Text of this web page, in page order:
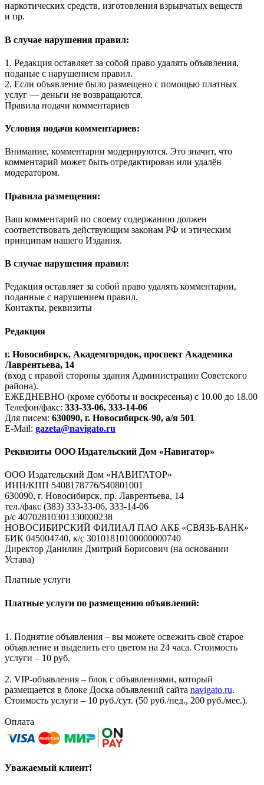
наркотических средств, изготовления взрывчатых веществ
и пр.
В случае нарушения правил:
1. Редакция оставляет за собой право удалять объявления,
поданые с нарушением правил.
2. Если объявление было размещено с помощью платных
услуг — деньги не возвращаются.
Правила подачи комментариев
Условия подачи комментариев:
Внимание, комментарии модерируются. Это значит, что
комментарий может быть отредактирован или удалён
модератором.
Правила размещения:
Ваш комментарий по своему содержанию должен
соответствовать действующим законам РФ и этическим
принципам нашего Издания.
В случае нарушения правил:
Редакция оставляет за собой право удалять комментарии,
поданные с нарушением правил.
Контакты, реквизиты
Редакция
г. Новосибирск, Академгородок, проспект Академика
Лаврентьева, 14
(вход с правой стороны здания Администрации Советского
района).
ЕЖЕДНЕВНО (кроме субботы и воскресенья) с 10.00 до 18.00
Телефон/факс: 333-33-06, 333-14-06
Для писем: 630090, г. Новосибирск-90, а/я 501
E-Mail: gazeta@navigato.ru
Реквизиты ООО Издательский Дом «Навигатор»
ООО Издательский Дом «НАВИГАТОР»
ИНН/КПП 5408178776/540801001
630090, г. Новосибирск, пр. Лаврентьева, 14
тел./факс (383) 333-33-06, 333-14-06
р/с 40702810301330000238
НОВОСИБИРСКИЙ ФИЛИАЛ ПАО АКБ «СВЯЗЬ-БАНК»
БИК 045004740, к/с 30101810100000000740
Директор Данилин Дмитрий Борисович (на основании
Устава)
Платные услуги
Платные услуги по размещению объявлений:
1. Поднятие объявления – вы можете освежить своё старое
объявление и выделить его цветом на 24 часа. Стоимость
услуги – 10 руб.
2. VIP-объявления – блок с объявлениями, который
размещается в блоке Доска объявлений сайта navigato.ru.
Стоимость услуги – 10 руб./сут. (50 руб./нед., 200 руб./мес.).
Оплата
Уважаемый клиент!